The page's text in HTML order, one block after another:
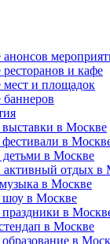
и кафе
мест и площадок
в Москве
в
детьми в Москве
активный отдых в
в Москве
шоу в Москве
в
в Москве
в